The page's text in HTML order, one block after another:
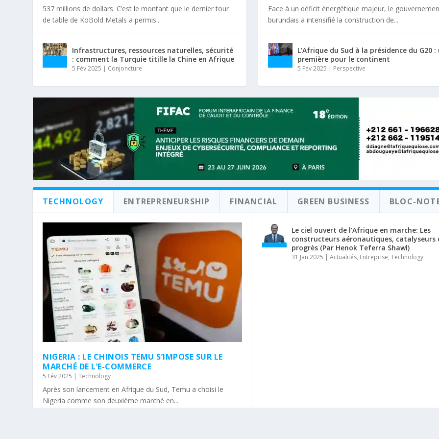
537 millions de dollars. C’est le montant que le dernier tour
de table de KoBold Metals a permis...
Infrastructures, ressources naturelles, sécurité
: comment la Turquie titille la Chine en Afrique
5 Fév 2025 | Conjoncture
Face à un déficit énergétique majeur, le
burundais a intensifié la construction de...
L’Afrique du Sud à la présidence du G20 :
première pour le continent
5 Fév 2025 | Perspective
TECHNOLOGY ENTREPRENEURSHIP FINANCIAL GREEN BUSINESS BLOC-
NIGERIA : LE CHINOIS TEMU S’IMPOSE SUR LE
MARCHÉ DE L’E-COMMERCE
5 Fév 2025 |Technology
Après son lancement en Afrique du Sud, Temu a choisi le
Nigeria comme son deuxième marché en...
Le ciel ouvert de l’Afrique en marche: Les
constructeurs aéronautiques, catalyseurs
progrès (Par Henok Teferra Shawl)
31 Jan 2025 | Actualités, Entreprise, Technology